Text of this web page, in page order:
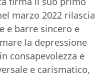
marzo 2022 rilascia
e barre sincero e
la depressione
consapevolezza e
e carismatico,